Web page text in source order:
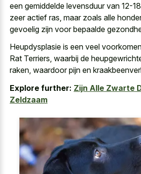
een gemiddelde levensduur van 12-
zeer actief ras, maar zoals alle
gevoelig zijn voor bepaalde
Heupdysplasie is een veel
Rat Terriers, waarbij de
raken, waardoor pijn en
Explore further: Zijn Alle Zwarte
Zeldzaam